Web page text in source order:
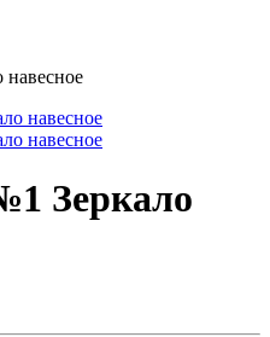
Зеркало